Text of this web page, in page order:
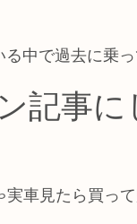
中で過去に乗
記事に
車見たら買っ